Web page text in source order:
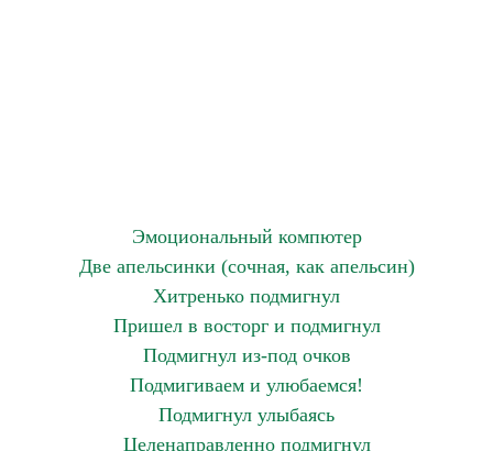
Эмоциональный компютер
Две апельсинки (сочная, как апельсин)
Хитренько подмигнул
Пришел в восторг и подмигнул
Подмигнул из-под очков
Подмигиваем и улюбаемся!
Подмигнул улыбаясь
Целенаправленно подмигнул